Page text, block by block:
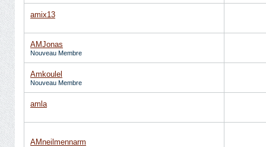
amix13
AMJonas
Nouveau Membre
Amkoulel
Nouveau Membre
amla
AMneilmennarm